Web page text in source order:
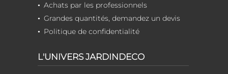
Achats par les professionnels
Grandes quantités, demandez un devis
Politique de confidentialité
L'UNIVERS JARDINDECO